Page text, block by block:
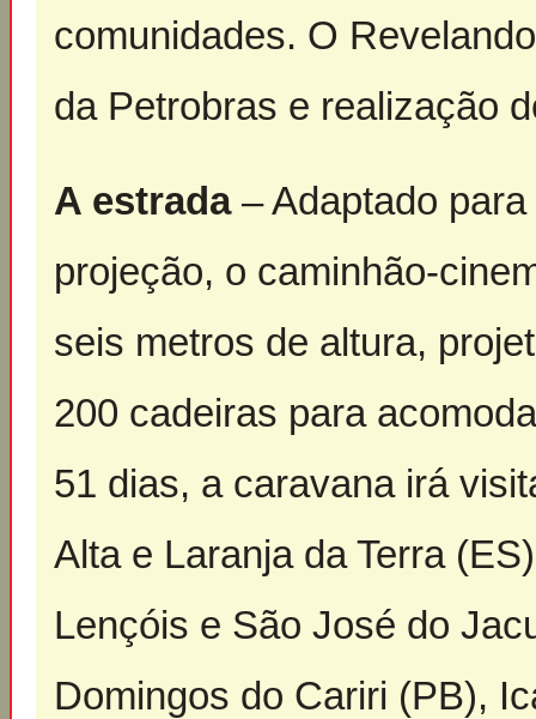
comunidades. O
da Petrobras e realização
A estrada– Adaptado
projeção, o caminhão-
seis metros de altura,
200 cadeiras para
51 dias, a caravana irá
Alta e Laranja da Terra
Lençóis e São José do
Domingos do Cariri (PB),